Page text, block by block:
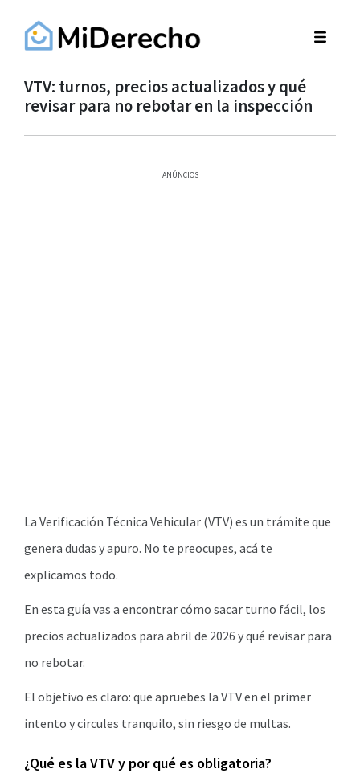
VTV: turnos, precios actualizados y qué
revisar para no rebotar en la inspección
ANÚNCIOS
La Verificación Técnica Vehicular (VTV) es un trámite que
genera dudas y apuro. No te preocupes, acá te
explicamos todo.
En esta guía vas a encontrar cómo sacar turno fácil, los
precios actualizados para abril de 2026 y qué revisar para
no rebotar.
El objetivo es claro: que apruebes la VTV en el primer
intento y circules tranquilo, sin riesgo de multas.
¿Qué es la VTV y por qué es obligatoria?